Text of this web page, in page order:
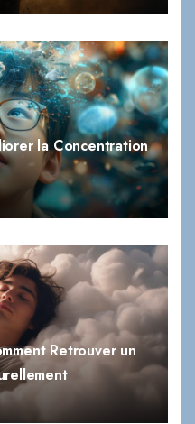
la Concentration
Retrouver un